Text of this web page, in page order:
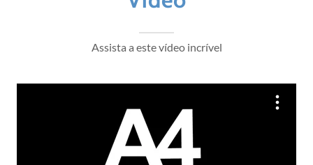
Assista a este vídeo incrível